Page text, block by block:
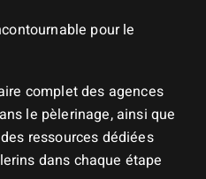
pour le
complet des agences
le pèlerinage, ainsi que
ressources dédiées
dans chaque étape